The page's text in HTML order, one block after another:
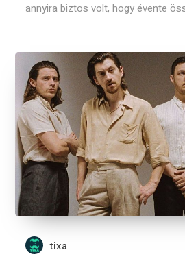
annyira biztos volt, hogy évente
tixa